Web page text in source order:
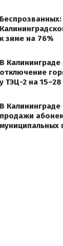
к зиме на 76%
В Калининграде
отключение
у ТЭЦ-2 на 15–28
В Калининграде
продажи
муниципальных